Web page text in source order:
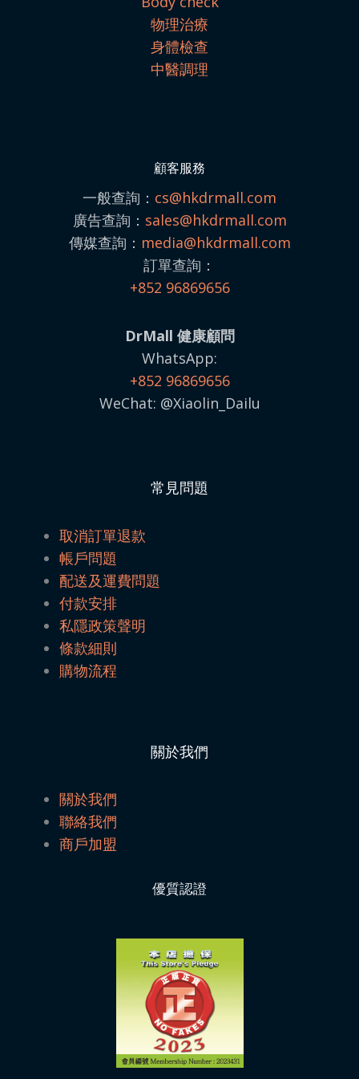
物理治療
身體檢查
中醫調理
顧客服務
一般查詢： cs@hkdrmall.com
廣告查詢： sales@hkdrmall.com
傳媒查詢： media@hkdrmall.com
訂單查詢：
+852 96869656
DrMall 健康顧問
WhatsApp:
+852 96869656
WeChat: @Xiaolin_Dailu
常見問題
取消訂單退款
帳戶問題
配送及運費問題
付款安排
私隱政策聲明
條款細則
購物流程
關於我們
關於我們
聯絡我們
商戶加盟
優質認證